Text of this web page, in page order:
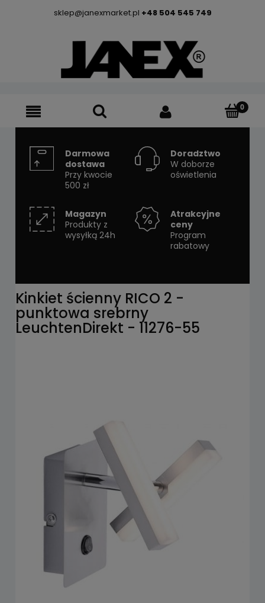
sklep@janexmarket.pl +48 504 545 749
Darmowa
dostawa
Przy kwocie
500 zł
Doradztwo
W doborze
oświetlenia
Magazyn
Produkty z
wysyłką 24h
Atrakcyjne
ceny
Program
rabatowy
Kinkiet ścienny RICO 2 -
punktowa srebrny
LeuchtenDirekt - 11276-55